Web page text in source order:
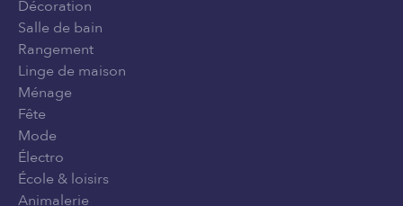
Décoration
Salle de bain
Rangement
Linge de maison
Ménage
Fête
Mode
Électro
École & loisirs
Animalerie